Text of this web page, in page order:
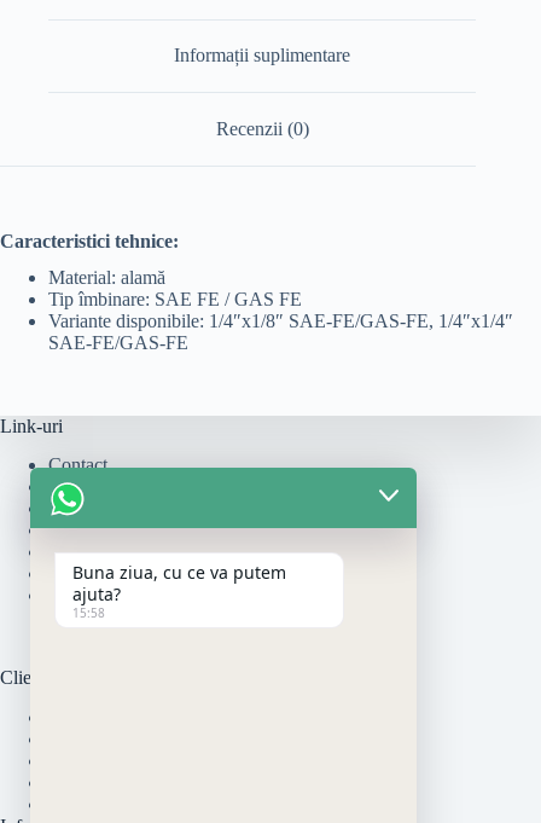
Informații suplimentare
Recenzii (0)
Caracteristici tehnice:
Material: alamă
Tip îmbinare: SAE FE / GAS FE
Variante disponibile: 1/4″x1/8″ SAE-FE/GAS-FE, 1/4″x1/4″
SAE-FE/GAS-FE
Link-uri
Contact
Cum se monteaza
Politica de Livrare
Politică de rambursări și returnări
Politica de Retur
Politica de Utilizare Cookie-uri
Termeni si Conditii
Clienti
Buna ziua, cu ce va putem
ajuta?
15:58